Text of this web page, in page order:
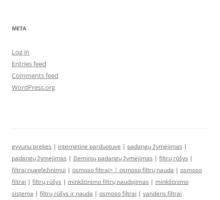
META
Log in
Entries feed
Comments feed
WordPress.org
gyvunu prekes | internetine parduotuve | padangų žymėjimas |
padangų žymėjimas | žieminių padangų žymėjimas | filtrų rūšys |
filtrai nugeležinimui | osmoso filtrai> | osmoso filtrų nauda | osmoso
filtrai | filtrų rūšys | minkštinimo filtrų naudojimas | minkštinimo
sistema | filtrų rūšys ir nauda | osmoso filtrai | vandens filtrai